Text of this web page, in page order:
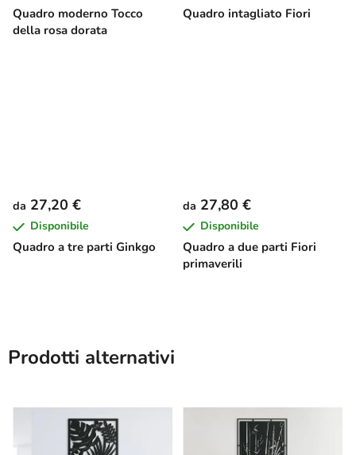
Quadro moderno Tocco
della rosa dorata
Quadro intagliato Fiori
Quadro a tre parti Ginkgo
da 27,20 €
Disponibile
Quadro a due parti Fiori
primaverili
da 27,80 €
Disponibile
Prodotti alternativi